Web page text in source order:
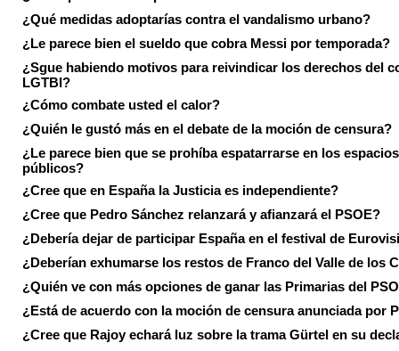
¿Qué medidas adoptarías contra el vandalismo urbano?
¿Le parece bien el sueldo que cobra Messi por temporada?
¿Sgue habiendo motivos para reivindicar los derechos del
LGTBI?
¿Cómo combate usted el calor?
¿Quién le gustó más en el debate de la moción de censura?
¿Le parece bien que se prohíba espatarrarse en los espacios
públicos?
¿Cree que en España la Justicia es independiente?
¿Cree que Pedro Sánchez relanzará y afianzará el PSOE?
¿Debería dejar de participar España en el festival de
¿Deberían exhumarse los restos de Franco del Valle de los
¿Quién ve con más opciones de ganar las Primarias del
¿Está de acuerdo con la moción de censura anunciada por
¿Cree que Rajoy echará luz sobre la trama Gürtel en su